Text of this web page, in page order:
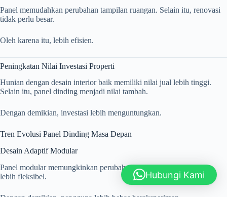
Panel memudahkan perubahan tampilan ruangan. Selain itu, renovasi
tidak perlu besar.
Oleh karena itu, lebih efisien.
Peningkatan Nilai Investasi Properti
Hunian dengan desain interior baik memiliki nilai jual lebih tinggi.
Selain itu, panel dinding menjadi nilai tambah.
Dengan demikian, investasi lebih menguntungkan.
Tren Evolusi Panel Dinding Masa Depan
Desain Adaptif Modular
Panel modular memungkinkan perubahan cepat. Selain itu, desain
lebih fleksibel.
Hubungi Kami